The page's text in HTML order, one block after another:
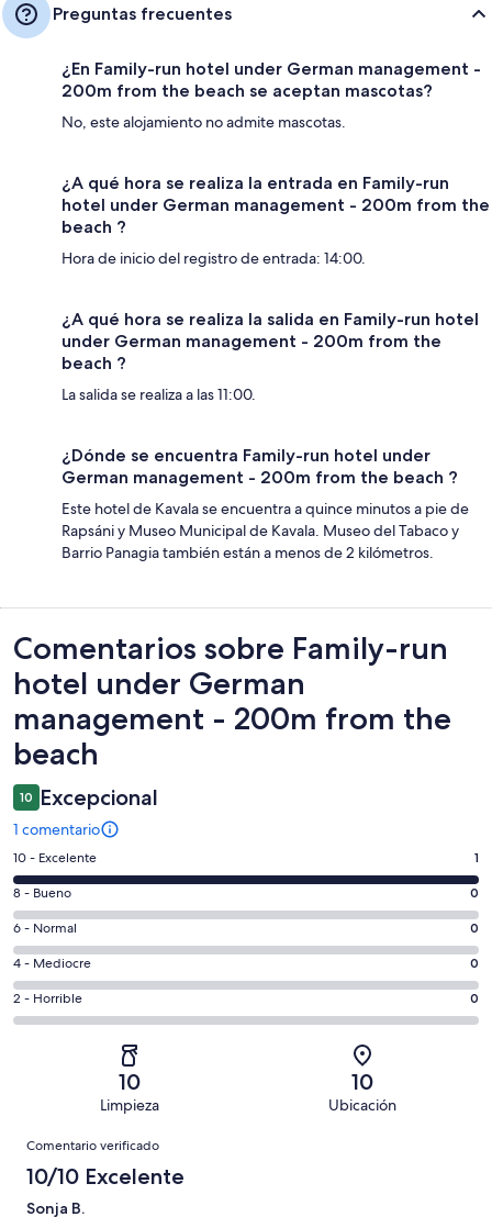
Preguntas frecuentes
¿En Family-run hotel under German management -
200m from the beach se aceptan mascotas?
No, este alojamiento no admite mascotas.
¿A qué hora se realiza la entrada en Family-run
hotel under German management - 200m from the
beach ?
Hora de inicio del registro de entrada: 14:00.
¿A qué hora se realiza la salida en Family-run hotel
under German management - 200m from the
beach ?
La salida se realiza a las 11:00.
¿Dónde se encuentra Family-run hotel under
German management - 200m from the beach ?
Este hotel de Kavala se encuentra a quince minutos a pie de
Rapsáni y Museo Municipal de Kavala. Museo del Tabaco y
Barrio Panagia también están a menos de 2 kilómetros.
Comentarios
Comentarios sobre Family-run
hotel under German
management - 200m from the
beach
10 Excepcional
1 comentario
1
comentarios
de
un
total
de
1
con
10 - Excelente 1
0
comentarios
de
un
total
de
puntuación
8 - Bueno 0
0
comentarios
de
un
total
puntuación
6 - Normal 0
0
comentarios
de
una
puntuación
4 - Mediocre 0
0
comentarios
una
puntuación
2 - Horrible 0
10
Limpieza
10
Ubicación
Comentarios
Comentario verificado
10/10 Excelente
Sonja B.